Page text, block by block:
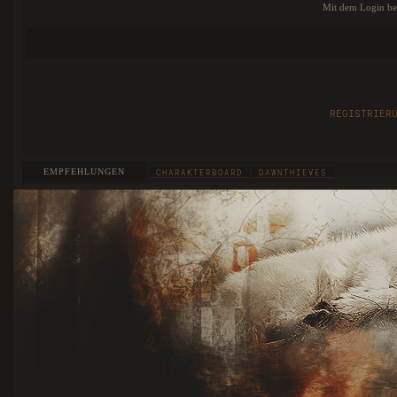
Mit dem Login
EMPFEHLUNGEN CHARAKTERBOARD DAWNTHIEVES